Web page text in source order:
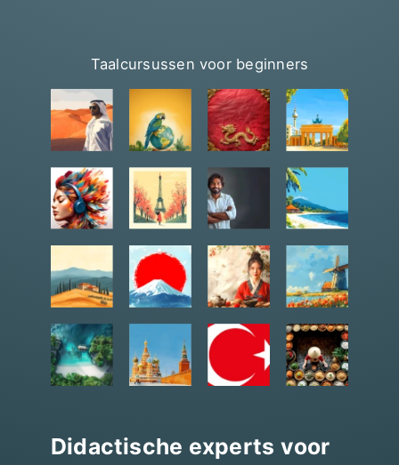
Taalcursussen voor beginners
Didactische experts voor